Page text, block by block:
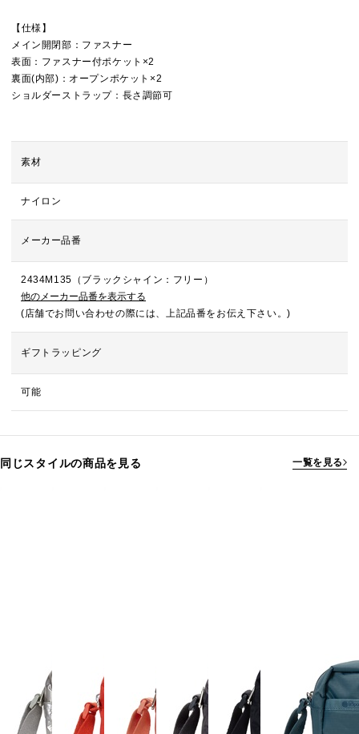
【仕様】
メイン開閉部：ファスナー
表面：ファスナー付ポケット×2
裏面(内部)：オープンポケット×2
ショルダーストラップ：長さ調節可
素材
ナイロン
メーカー品番
2434M135（ブラックシャイン：フリー）
他のメーカー品番を表示する
(店舗でお問い合わせの際には、上記品番をお伝え下さい。)
ギフトラッピング
可能
同じスタイルの商品を見る 一覧を見る